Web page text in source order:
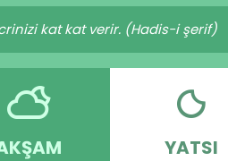
kat kat verir. (Hadis-i şerif)
YATSI